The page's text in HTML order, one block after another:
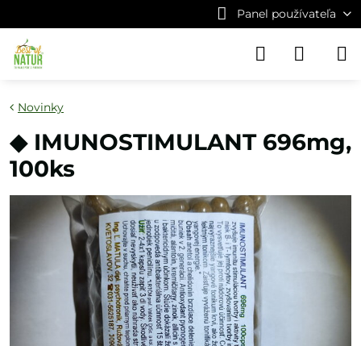
Panel používateľa
Novinky
◆ IMUNOSTIMULANT 696mg,
100ks